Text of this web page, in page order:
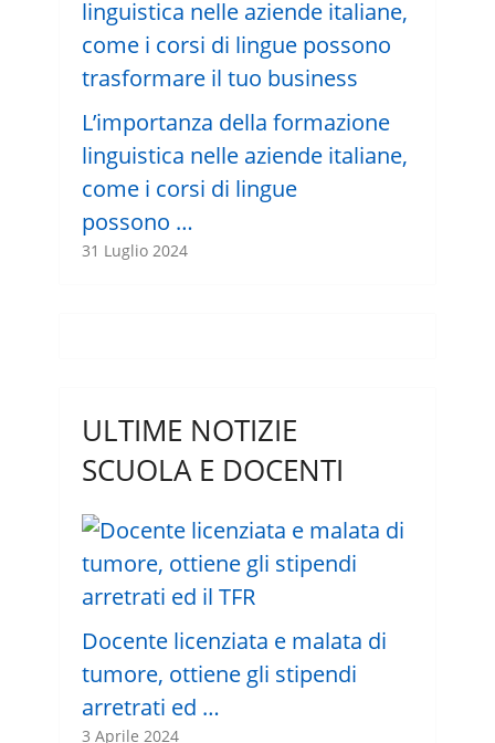
L’importanza della formazione
linguistica nelle aziende italiane,
come i corsi di lingue
possono …
31 Luglio 2024
ULTIME NOTIZIE
SCUOLA E DOCENTI
Docente licenziata e malata di
tumore, ottiene gli stipendi
arretrati ed …
3 Aprile 2024